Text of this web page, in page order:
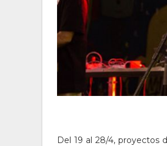
Del 19 al 28/4, proyectos